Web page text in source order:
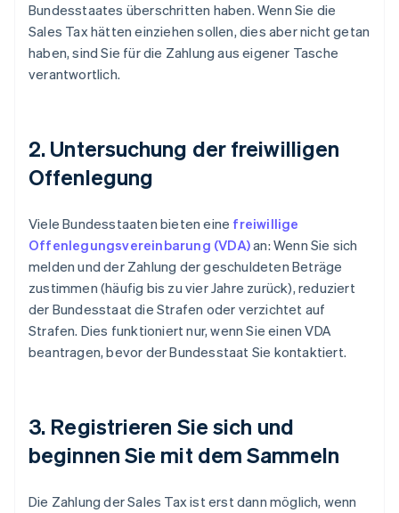
Bundesstaates überschritten haben. Wenn Sie die
Sales Tax hätten einziehen sollen, dies aber nicht getan
haben, sind Sie für die Zahlung aus eigener Tasche
verantwortlich.
2. Untersuchung der freiwilligen
Offenlegung
Viele Bundesstaaten bieten eine freiwillige
Offenlegungsvereinbarung (VDA)an: Wenn Sie sich
melden und der Zahlung der geschuldeten Beträge
zustimmen (häufig bis zu vier Jahre zurück), reduziert
der Bundesstaat die Strafen oder verzichtet auf
Strafen. Dies funktioniert nur, wenn Sie einen VDA
beantragen, bevor der Bundesstaat Sie kontaktiert.
3. Registrieren Sie sich und
beginnen Sie mit dem Sammeln
Die Zahlung der Sales Tax ist erst dann möglich, wenn